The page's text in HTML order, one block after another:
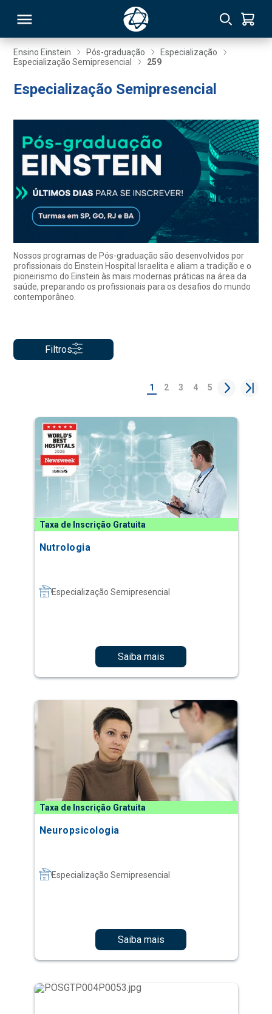
Ensino Einstein Pós-graduação
Especialização
Especialização Semipresencial
259
Especialização Semipresencial
Nossos programas de Pós-graduação são desenvolvidos por
profissionais do Einstein Hospital Israelita e aliam a tradição e o
pioneirismo do Einstein às mais modernas práticas na área da
saúde, preparando os profissionais para os desafios do mundo
contemporâneo.
Filtros
1 2 3 4 5
Taxa de Inscrição Gratuita
Nutrologia
Especialização Semipresencial
Saiba mais
Taxa de Inscrição Gratuita
Neuropsicologia
Especialização Semipresencial
Saiba mais